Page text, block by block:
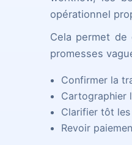
opérationnel
Cela permet de
promesses
Confirmer la
Cartographier
Clarifier tôt
Revoir